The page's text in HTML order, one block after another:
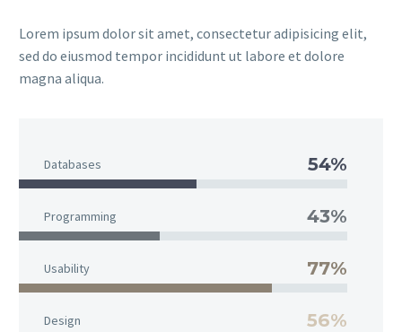
Lorem ipsum dolor sit amet, consectetur adipisicing elit,
sed do eiusmod tempor incididunt ut labore et dolore
magna aliqua.
Databases 54%
Programming 43%
Usability 77%
Design 56%